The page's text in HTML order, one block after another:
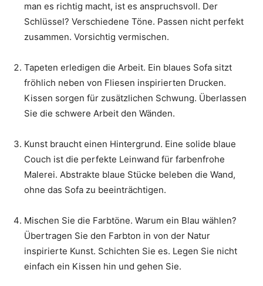
man es richtig macht, ist es anspruchsvoll. Der
Schlüssel? Verschiedene Töne. Passen nicht perfekt
zusammen. Vorsichtig vermischen.
Tapeten erledigen die Arbeit. Ein blaues Sofa sitzt
fröhlich neben von Fliesen inspirierten Drucken.
Kissen sorgen für zusätzlichen Schwung. Überlassen
Sie die schwere Arbeit den Wänden.
Kunst braucht einen Hintergrund. Eine solide blaue
Couch ist die perfekte Leinwand für farbenfrohe
Malerei. Abstrakte blaue Stücke beleben die Wand,
ohne das Sofa zu beeinträchtigen.
Mischen Sie die Farbtöne. Warum ein Blau wählen?
Übertragen Sie den Farbton in von der Natur
inspirierte Kunst. Schichten Sie es. Legen Sie nicht
einfach ein Kissen hin und gehen Sie.